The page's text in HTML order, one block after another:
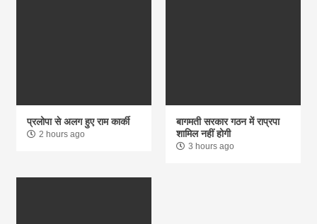
प्रलोपा से अलग हुए राम कार्की
2 hours ago
बागमती सरकार गठन में राप्रपा
शामिल नहीं होगी
3 hours ago